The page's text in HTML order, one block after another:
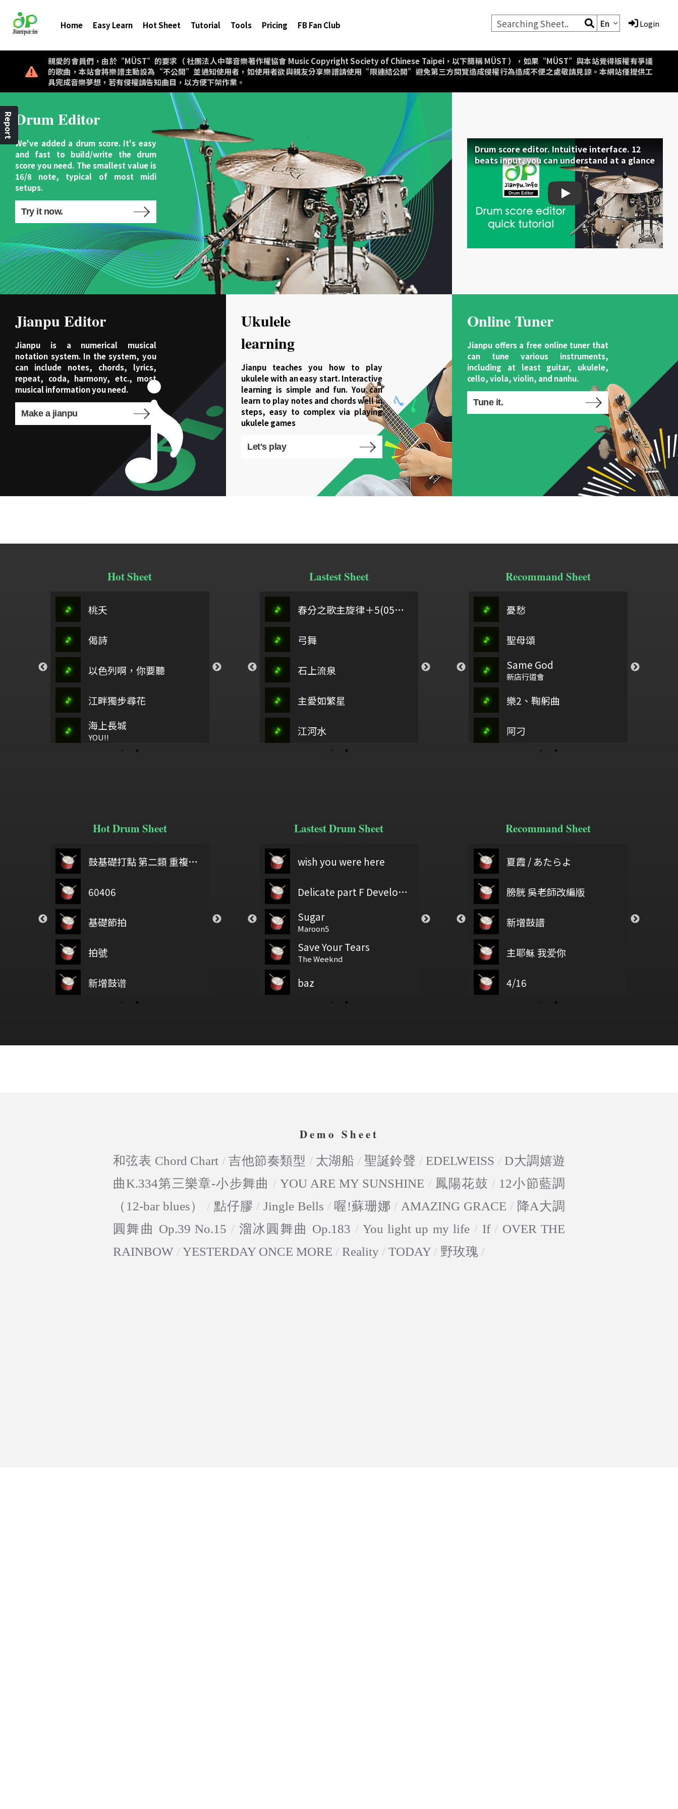
Home Easy Learn Hot Sheet Tutorial Tools Pricing FB Fan Club En Login
親愛的會員們，由於“MÜST”的要求（ 社團法人中華音樂著作權協會 Music Copyright Society of Chinese Taipei，以下簡稱 MÜST ），如果“MÜST”與本站覺得版權有爭議
的歌曲，本站會將樂譜主動設為“不公開”並通知使用者，如使用者欲與親友分享樂譜請使用“限連結公開”避免第三方閱覽造成侵權行為造成不便之處敬請見諒。本網站僅提供工
具完成音樂夢想，若有侵權請告知曲目，以方便下架作業。
Drum Editor
We've added a drum score. It's easy
and fast to build/write the drum
score you need. The smallest value is
16/8 note, typical of most midi
setups.
Try it now.
Drum score editor. Intuitive interface. 12
beats input, you can understand at a glance
Drum score editor.
Jianpu Editor
Jianpu is a numerical musical
notation system. In the system, you
can include notes, chords, lyrics,
repeat, coda, harmony, etc., most
musical information you need.
Make a jianpu
Ukulele
learning
Jianpu teaches you how to play
ukulele with an easy start. Interactive
learning is simple and fun. You can
learn to play notes and chords well in
steps, easy to complex via playing
ukulele games
Let's play
Online Tuner
Jianpu offers a free online tuner that
can tune various instruments,
including at least guitar, ukulele,
cello, viola, violin, and nanhu.
Tune it.
Hot Sheet
桃夭
偈詩
以色列啊，你要聽
江畔獨步尋花
海上長城
YOU!!
定風波
來彩畫
春之頌
回家坐月時
武陵春
這裡有榮耀
以色列啊，你要聽
Lastest Sheet
你愛我如至寶_孟慶而
孟慶而
古37
春分之歌主旋律＋5(0504)
弓舞
石上流泉
主愛如繁星
江河水
祢懂我的傷
你愛我如至寶_孟慶而
歡樂歌
石上流泉
Recommand Sheet
Same God
頌讚祢名 憂愁
聖母頌
Same God
新店行道會
樂2、鞠躬曲
阿刁
Hot Drum Sheet
鼓基礎打點 第二類 重複打點 : DIDDLE RUDIMENTS
60406
基礎節拍
拍號
新增鼓谱
60403黃億展
test
新增鼓譜
鼓基礎打點 第二類 重複打點 : DIDDLE RUDIMENTS
60406
基礎節拍
Lastest Drum Sheet
were here
Delicate part F Development 2
6/18 wish you were here
Delicate part F Development 2
Sugar
Maroon5
Save Your Tears
The Weeknd
baz
給自己機會
Closer
The Chainsmokers
Novelbright
wish you were here
Sugar
Recommand Sheet
夏霞 / あたらよ
新增鼓譜
ギブス / 椎名林檎
God Is Able
夏霞 / あたらよ
膀胱 吳老師改編版
新增鼓譜
主耶稣 我爱你
4/16
Demo Sheet
和弦表 Chord Chart /吉他節奏類型 / 太湖船 /聖誕鈴聲 /EDELWEISS /D大調嬉遊
曲K.334第三樂章-小步舞曲 / YOU ARE MY SUNSHINE / 鳳陽花鼓 / 12小節藍調
（12-bar blues）
/ 點仔膠 / Jingle Bells / 喔!蘇珊娜 / AMAZING GRACE / 降A大調
圓舞曲 Op.39 No.15 / 溜冰圓舞曲 Op.183 / You light up my life / If/ OVER THE
RAINBOW /YESTERDAY ONCE MORE / Reality / TODAY/ 野玫瑰 /
Report